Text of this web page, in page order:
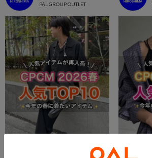
PAL GROUP OUTLET
2026.04.09